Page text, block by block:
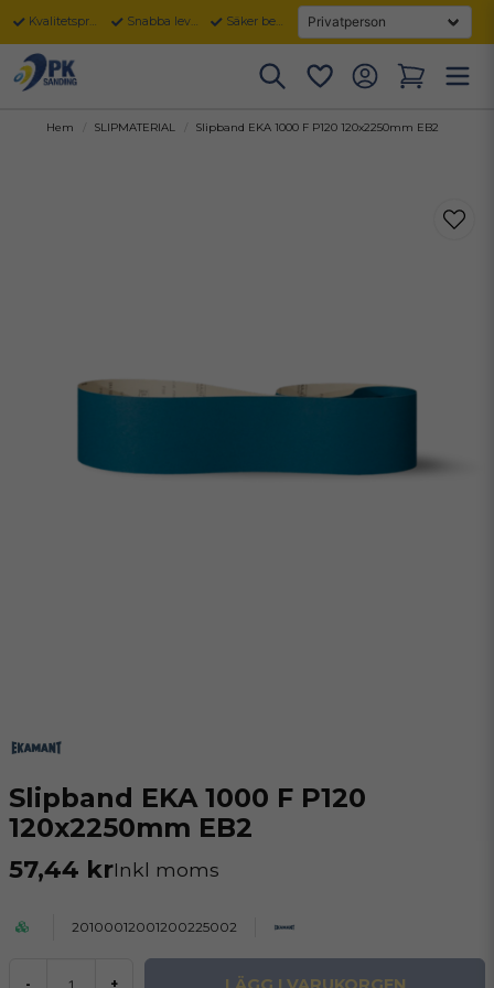
Kvalitetsprodukter Snabba leveranser Säker betalning
Hem SLIPMATERIAL Slipband EKA 1000 F P120 120x2250mm EB2
Slipband EKA 1000 F P120
120x2250mm EB2
57,44 krInkl moms
20100012001200225002
- +